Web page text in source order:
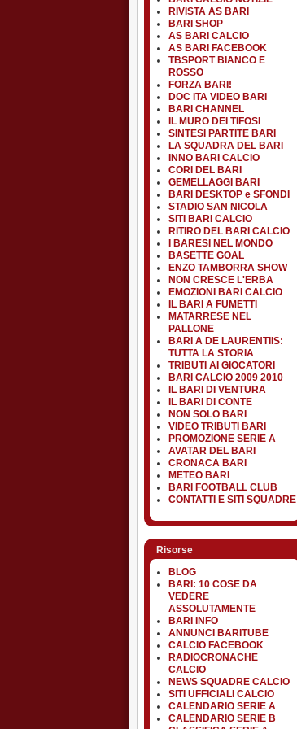
RIVISTA AS BARI
BARI SHOP
AS BARI CALCIO
AS BARI FACEBOOK
TBSPORT BIANCO E
ROSSO
FORZA BARI!
DOC ITA VIDEO BARI
BARI CHANNEL
IL MURO DEI TIFOSI
SINTESI PARTITE BARI
LA SQUADRA DEL BARI
INNO BARI CALCIO
CORI DEL BARI
GEMELLAGGI BARI
BARI DESKTOP e SFONDI
STADIO SAN NICOLA
SITI BARI CALCIO
RITIRO DEL BARI CALCIO
I BARESI NEL MONDO
BASETTE GOAL
ENZO TAMBORRA SHOW
NON CRESCE L'ERBA
EMOZIONI BARI CALCIO
IL BARI A FUMETTI
MATARRESE NEL
PALLONE
BARI A DE LAURENTIIS:
TUTTA LA STORIA
TRIBUTI AI GIOCATORI
BARI CALCIO 2009 2010
IL BARI DI VENTURA
IL BARI DI CONTE
NON SOLO BARI
VIDEO TRIBUTI BARI
PROMOZIONE SERIE A
AVATAR DEL BARI
CRONACA BARI
METEO BARI
BARI FOOTBALL CLUB
CONTATTI E SITI SQUADRE
Risorse
BLOG
BARI: 10 COSE DA
VEDERE
ASSOLUTAMENTE
BARI INFO
ANNUNCI BARITUBE
CALCIO FACEBOOK
RADIOCRONACHE
CALCIO
NEWS SQUADRE CALCIO
SITI UFFICIALI CALCIO
CALENDARIO SERIE A
CALENDARIO SERIE B